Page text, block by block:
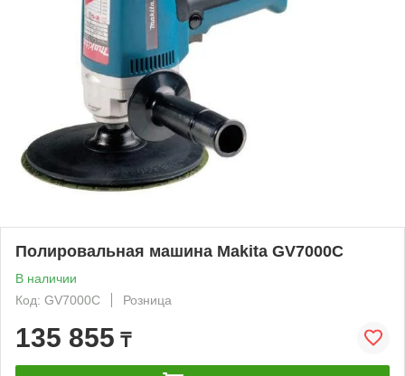
Полировальная машина Makita GV7000C
В наличии
Код: GV7000C
Розница
135 855 ₸